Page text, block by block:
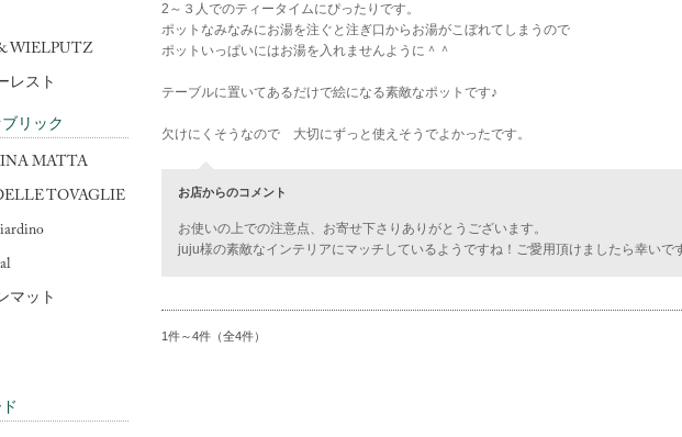
2～３人でのティータイムにぴったりです。
ポットなみなみにお湯を注ぐと注ぎ口からお湯がこぼれてしまうので
ポットいっぱいにはお湯を入れませんように＾＾
テーブルに置いてあるだけで絵になる素敵なポットです♪
欠けにくそうなので 大切にずっと使えそうでよかったです。
お店からのコメント
お使いの上での注意点、お寄せ下さりありがとうございます。
juju様の素敵なインテリアにマッチしているようですね！ご愛用頂けましたら幸いで
1件～4件（全4件）
WIELPUTZ
レスト
リック
MATTA
TOVAGLIE
マット